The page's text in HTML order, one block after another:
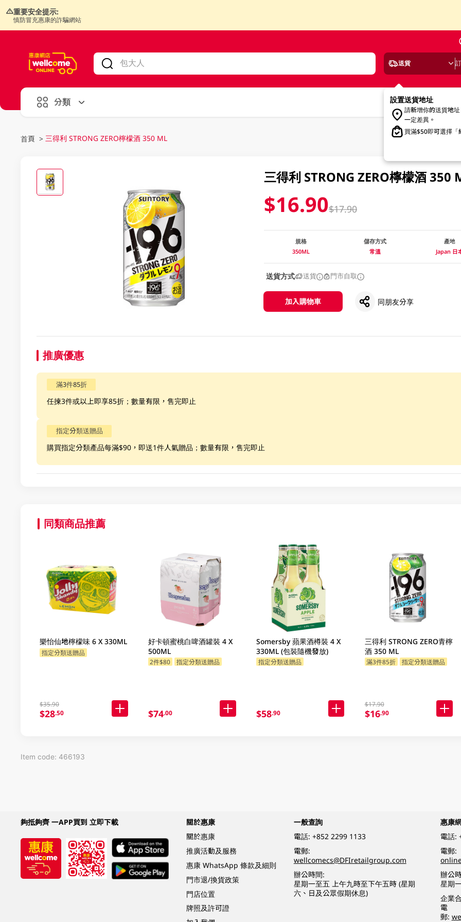
重要安全提示:
慎防冒充惠康的詐騙網站
送貨
設置送貨地址
請新增你的送貨地
一定差異。
買滿$50即可選擇「
分類
首頁 > 三得利 STRONG ZERO檸檬酒 350 ML
三得利 STRONG ZERO檸檬酒 350
$16.90$17.90
規格
350ML
儲存方式
常溫
產地
Japan 日
送貨方式 送貨 門市自取
加入購物車 同朋友分享
推廣優惠
滿3件85折
任揀3件或以上即享85折；數量有限，售完即止
指定分類送贈品
購買指定分類產品每滿$90，即送1件人氣贈品；數量有限，售完即止
同類商品推薦
樂怡仙地檸檬味 6 X 330ML
指定分類送贈品
$35.90
$28.50
好卡頓蜜桃白啤酒罐裝 4 X
500ML
2件$80 指定分類送贈品
$74.00
Somersby 蘋果酒樽裝 4 X
330ML (包裝隨機發放)
指定分類送贈品
$58.90
三得利 STRONG ZERO青檸
酒 350 ML
滿3件85折 指定分類送贈品
$17.90
$16.90
Item code: 466193
夠抵夠齊 一APP買到 立即下載
關於惠康
關於惠康
推廣活動及服務
惠康 WhatsApp 條款及細則
門市退/換貨政策
門店位置
牌照及許可證
一般查詢
電話: +852 2299 1133
電郵:
wellcomecs@DFIretailgroup.com
辦公時間:
星期一至五 上午九時至下午五時 (星期
六、日及公眾假期休息)
惠康
電話:
電郵:
辦公
星期
企業
電
郵: